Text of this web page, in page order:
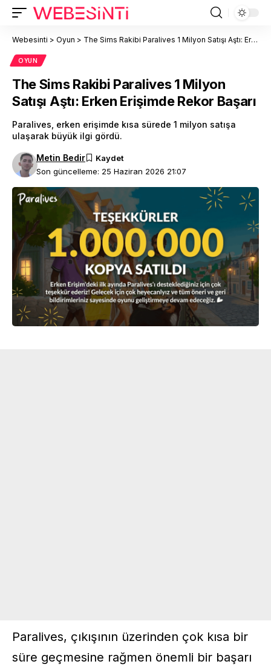
Webesinti > Oyun > The Sims Rakibi Paralives 1 Milyon Satışı Aştı: Erken Erişimde Rekor Başarı
OYUN
The Sims Rakibi Paralives 1 Milyon
Satışı Aştı: Erken Erişimde Rekor Başarı
Paralives, erken erişimde kısa sürede 1 milyon satışa
ulaşarak büyük ilgi gördü.
Son güncelleme: 25 Haziran 2026 21:07
Metin Bedir
Paralives, çıkışının üzerinden çok kısa bir
süre geçmesine rağmen önemli bir başarı